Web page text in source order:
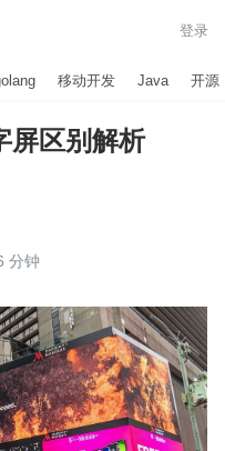
登录
移动开发 Java 开源
屏区别解析
分钟